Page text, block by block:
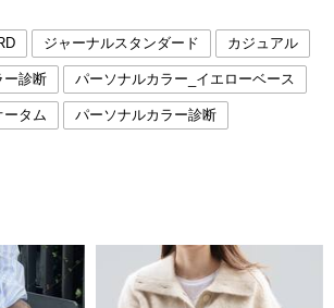
ジャーナルスタンダード カジュアル
ー診断 パーソナルカラー_イエローベース
ータム パーソナルカラー診断